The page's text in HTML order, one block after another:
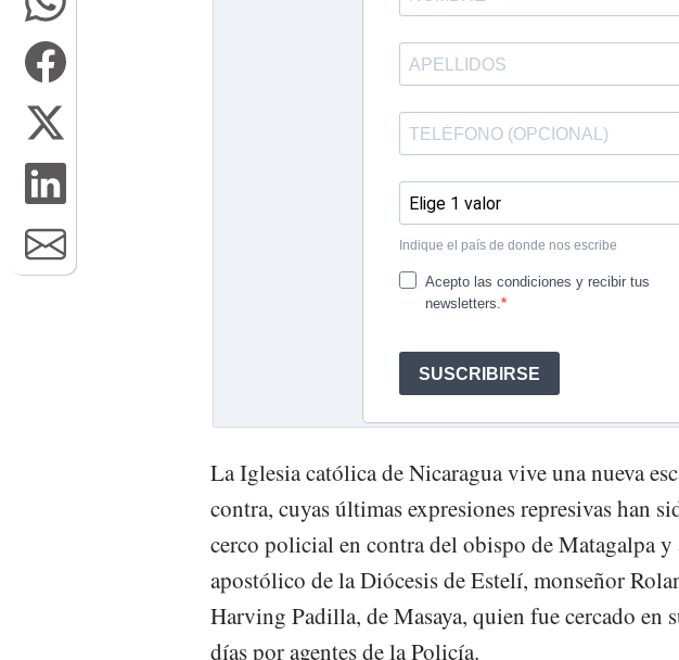
La Iglesia católica de Nicaragua vive una nueva
contra, cuyas últimas expresiones represivas han
cerco policial en contra del obispo de Matagalpa
apostólico de la Diócesis de Estelí, monseñor
Harving Padilla, de Masaya, quien fue cercado en
días por agentes de la Policía.